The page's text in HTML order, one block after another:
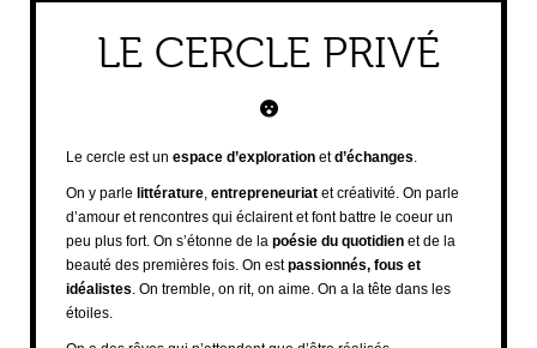
LE CERCLE PRIVÉ
Le cercle est un espace d’exploration etd’échanges
On y parle littérature entrepreneuriat et créativité. On parle
d’amour et rencontres qui éclairent et font battre le coeur un
peu plus fort. On s’étonne de la poésie du quotidien et de la
beauté des premières fois. On estpassionnés, fous et
idéalistes . On tremble, on rit, on aime. On a la tête dans les
étoiles.